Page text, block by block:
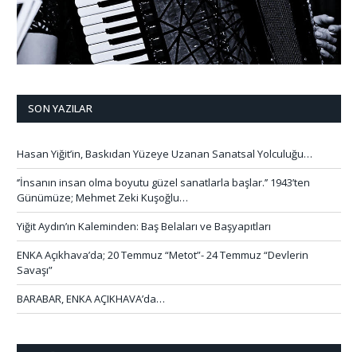
SON YAZILAR
Hasan Yiğit’in, Baskıdan Yüzeye Uzanan Sanatsal Yolculuğu…
‘’İnsanın insan olma boyutu güzel sanatlarla başlar.’’ 1943’ten
Günümüze; Mehmet Zeki Kuşoğlu…
Yiğit Aydın’ın Kaleminden: Baş Belaları ve Başyapıtları
ENKA Açıkhava’da; 20 Temmuz “Metot”- 24 Temmuz “Devlerin
Savaşı”
BARABAR, ENKA AÇIKHAVA’da…